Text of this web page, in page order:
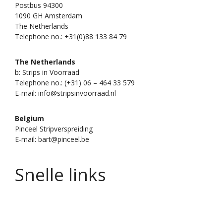
Postbus 94300
1090 GH Amsterdam
The Netherlands
Telephone no.: +31(0)88 133 84 79
The Netherlands
b: Strips in Voorraad
Telephone no.: (+31) 06 – 464 33 579
E-mail: info@stripsinvoorraad.nl
Belgium
Pinceel Stripverspreiding
E-mail: bart@pinceel.be
Snelle links